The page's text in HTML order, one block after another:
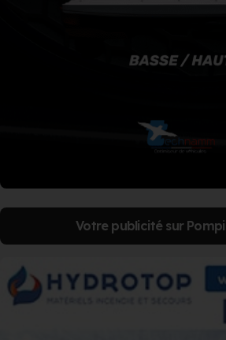
Votre publicité sur